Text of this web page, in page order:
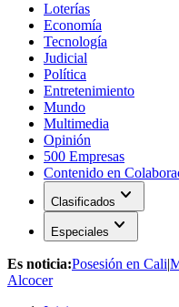
Loterías
Economía
Tecnología
Judicial
Política
Entretenimiento
Mundo
Multimedia
Opinión
500 Empresas
Contenido en
Clasificados expand_more
Especiales expand_more
Es noticia:Posesión en Cali|
Alcocer